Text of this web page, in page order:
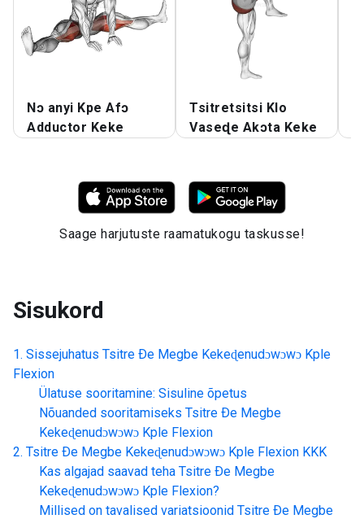
Nɔ anyi Kpe Afɔ
Adductor Keke
Tsitretsitsi Klo
Vaseɖe Akɔta Keke
Saage harjutuste raamatukogu taskusse!
Sisukord
Sissejuhatus Tsitre Ðe Megbe Kekeɖenudɔwɔwɔ Kple
Flexion
Ülatuse sooritamine: Sisuline õpetus
Nõuanded sooritamiseks Tsitre Ðe Megbe
Kekeɖenudɔwɔwɔ Kple Flexion
Tsitre Ðe Megbe Kekeɖenudɔwɔwɔ Kple Flexion KKK
Kas algajad saavad teha Tsitre Ðe Megbe
Kekeɖenudɔwɔwɔ Kple Flexion?
Millised on tavalised variatsioonid Tsitre Ðe Megbe